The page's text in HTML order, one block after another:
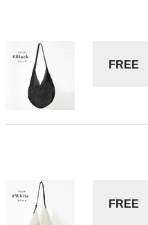
FREE
FREE